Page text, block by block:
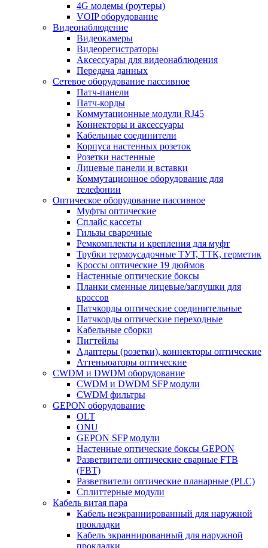
4G модемы (роутеры)
VOIP оборудование
Видеонаблюдение
Видеокамеры
Видеорегистраторы
Аксессуары для видеонаблюдения
Передача данных
Сетевое оборудование пассивное
Патч-панели
Патч-корды
Коммутационные модули RJ45
Коннекторы и аксессуары
Кабельные соединители
Корпуса настенных розеток
Розетки настенные
Лицевые панели и вставки
Коммутационное оборудование для
телефонии
Оптическое оборудование пассивное
Муфты оптические
Сплайс кассеты
Гильзы сварочные
Ремкомплекты и крепления для муфт
Трубки термоусадочные ТУТ, ТТК, герметик
Кроссы оптические 19 дюймов
Настенные оптические боксы
Планки сменные лицевые/заглушки для
кроссов
Патчкорды оптические соединительные
Патчкорды оптические переходные
Кабельные сборки
Пигтейлы
Адаптеры (розетки), коннекторы оптические
Аттеньюаторы оптические
CWDM и DWDM оборудование
CWDM и DWDM SFP модули
CWDM фильтры
GEPON оборудование
OLT
ONU
GEPON SFP модули
Настенные оптические боксы GEPON
Разветвители оптические сварные FTB
(FBT)
Разветвители оптические планарные (PLC)
Сплиттерные модули
Кабель витая пара
Кабель неэкраннированный для наружной
прокладки
Кабель экраннированный для наружной
прокладки